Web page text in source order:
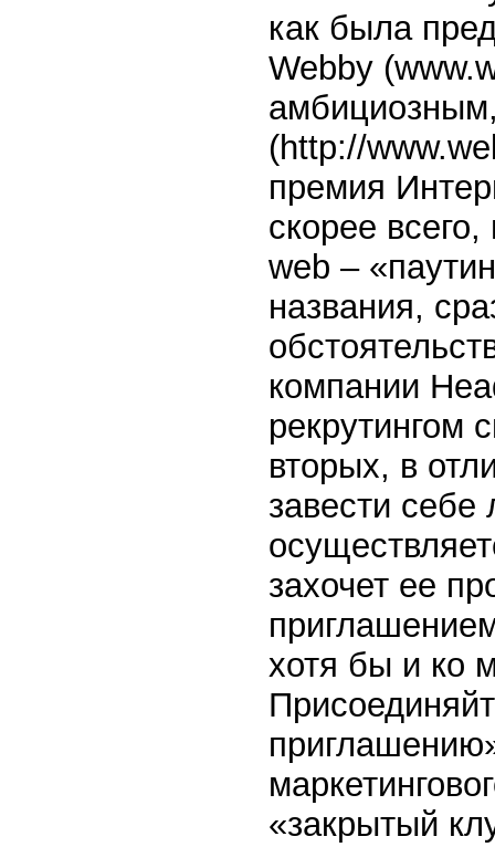
как была
Webby
(http://
премия
скорее
web –
названия,
компании
рекрутингом
вторых, в
завести себе
захочет ее
хотя бы и ко
«закрытый